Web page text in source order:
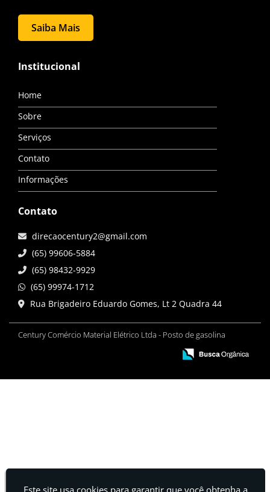
Saiba Mais
Institucional
Home
Sobre
Serviços
Contato
Informações
Contato
direcaocentury2@gmail.com
(65) 99606-5884
(65) 98432-9929
(65) 99974-1712
Rua Brigadeiro Eduardo Gomes, Lt 2 Quadra 44
Century Comércio Material Elétrico Ltda - Posto de gasolina
Este site usa cookies para garantir que você obtenha a